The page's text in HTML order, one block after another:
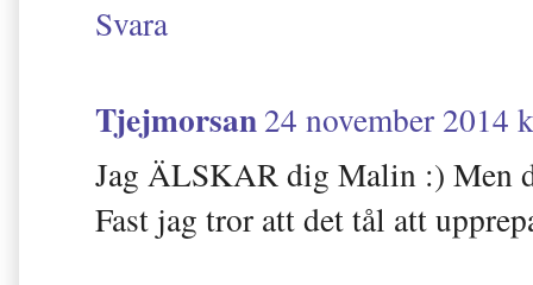
Svara
Tjejmorsan24 november 2014
Jag ÄLSKAR dig Malin :) Men
Fast jag tror att det tål att